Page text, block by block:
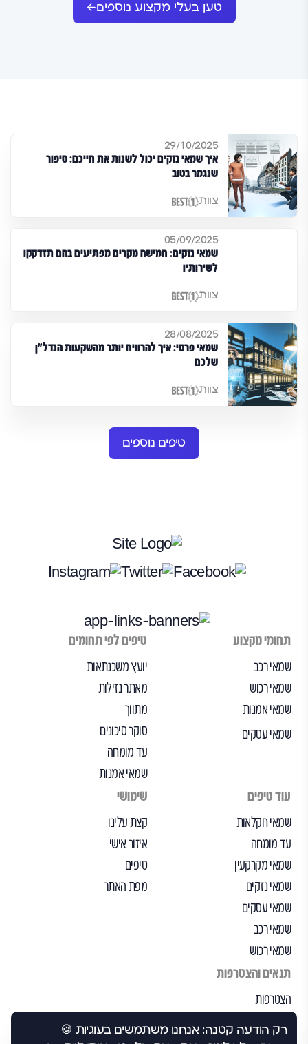
טען בעלי מקצוע נוספים
29/10/2025
איך שמאי נזקים יכול לשנות את חייכם: סיפור
שנגמר בטוב
צוות
05/09/2025
שמאי נזקים: חמישה מקרים מפתיעים בהם תזדקקו
לשירותיו
צוות
28/08/2025
שמאי פרטי: איך להרוויח יותר מהשקעות הנדל"ן
שלכם
צוות
טיפים נוספים
רק הודעה קטנה: אנחנו משתמשים בעוגיות 🍪
תחומי מקצוע
שמאי רכב
שמאי רכוש
שמאי אמנות
שמאי עסקים
טיפים לפי תחומים
יועץ משכנתאות
מאתר נזילות
מתווך
סוקר סיכונים
עד מומחה
שמאי אמנות
עוד טיפים
שמאי חקלאות
עד מומחה
שמאי מקרקעין
שמאי נזקים
שמאי עסקים
שמאי רכב
שמאי רכוש
שימושי
קצת עלינו
איזור אישי
טיפים
מפת האתר
תנאים והצטרפות
הצטרפות